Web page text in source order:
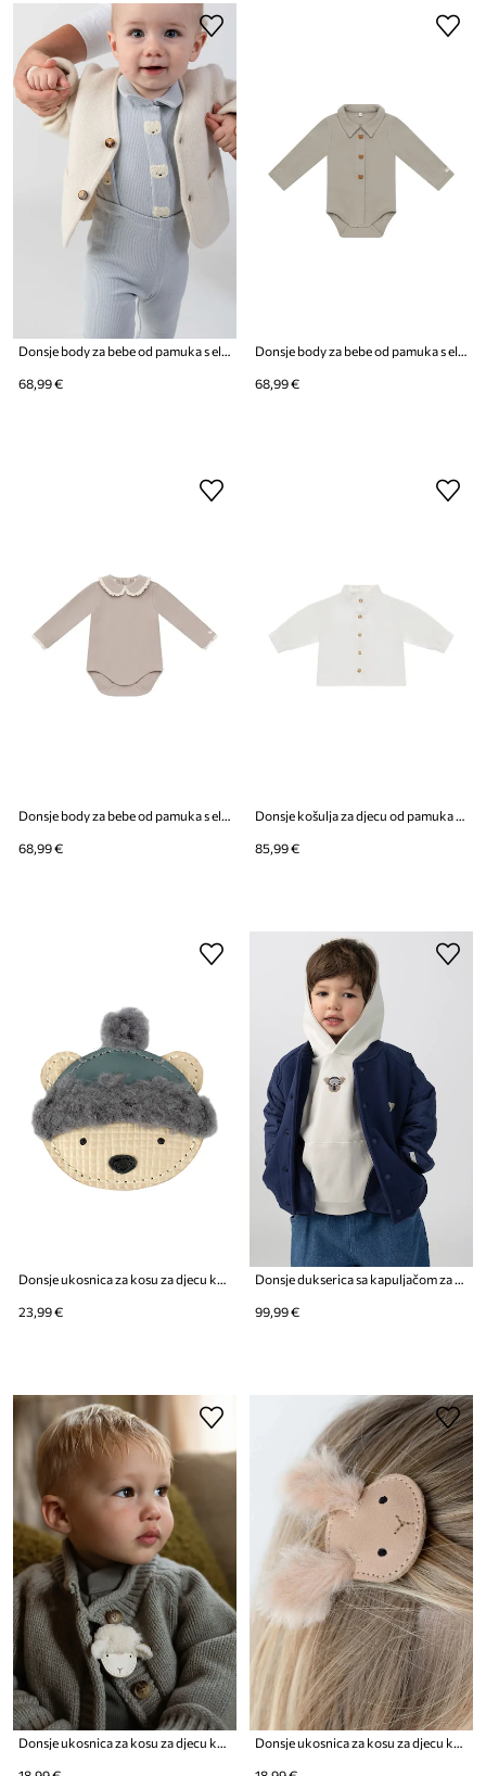
Donsje body za bebe od pamuka s elastanom Finnian Bodysuit Polar Bears
68,99 €
Donsje body za bebe od pamuka s elastanom Finnian Bodysuit Bears
68,99 €
68,99 € 85,99 €
Donsje ukosnica za kosu za djecu kožna Stanzen Clip Polar Bear
23,99 €
Donsje dukserica sa kapuljačom za djecu od pamuka s elastanom Herps Hoodie Ski Koala
99,99 €
Donsje ukosnica za kosu za djecu kožna Josy Exclusive Hairclip Lammy Donsje ukosnica za kosu za djecu kožna Josy Exclusive Hairclip Fluffy Bunny